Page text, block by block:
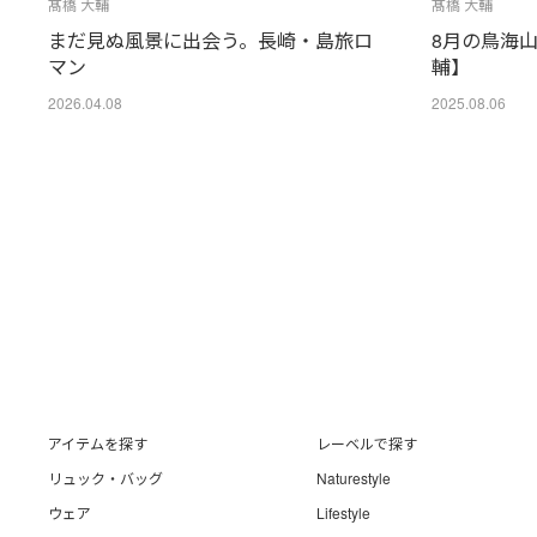
髙橋 大輔
まだ見ぬ風景に出会う。長崎・島旅ロ
マン
2026.04.08
髙橋 大輔
8月の鳥海
輔】
2025.08.06
アイテムを探す
リュック・バッグ
ウェア
レーベルで探す
Naturestyle
Lifestyle